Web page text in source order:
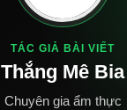
TÁC GIẢ BÀI VIẾT
Thắng Mê Bia
Chuyên gia ẩm thực